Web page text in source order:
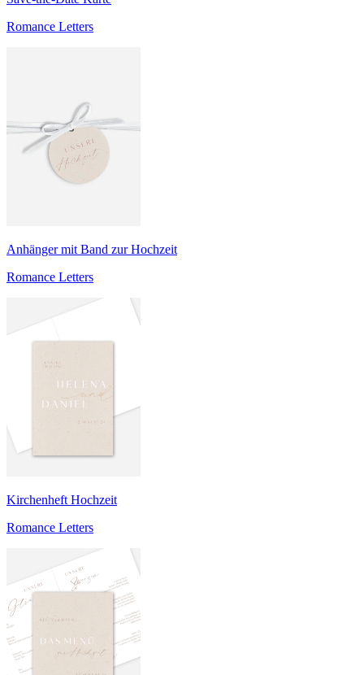
Romance Letters
Anhänger mit Band zur Hochzeit
Romance Letters
Kirchenheft Hochzeit
Romance Letters